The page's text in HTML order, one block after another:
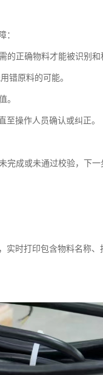
：
的正确物料才能被识别和
错原料的可能。
。
操作人员确认或纠正。
成或未通过校验，下一
时打印包含物料名称